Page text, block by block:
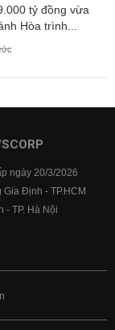
tỷ đồng vừa
Hòa trình...
ngày 20/3/2026
Định - TP.HCM
- TP. Hà Nội